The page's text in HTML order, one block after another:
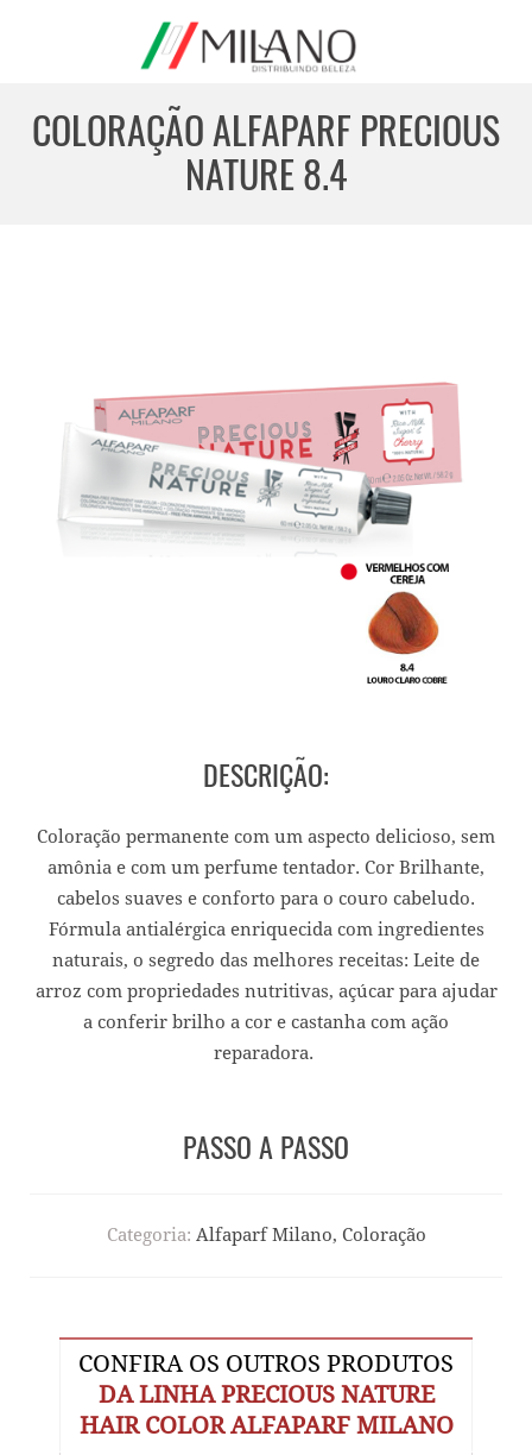
COLORAÇÃO ALFAPARF PRECIOUS
NATURE 8.4
DESCRIÇÃO:
Coloração permanente com um aspecto delicioso, sem
amônia e com um perfume tentador. Cor Brilhante,
cabelos suaves e conforto para o couro cabeludo.
Fórmula antialérgica enriquecida com ingredientes
naturais, o segredo das melhores receitas: Leite de
arroz com propriedades nutritivas, açúcar para ajudar
a conferir brilho a cor e castanha com ação
reparadora.
PASSO A PASSO
Categoria: Alfaparf Milano, Coloração
CONFIRA OS OUTROS PRODUTOS
DA LINHA PRECIOUS NATURE
HAIR COLOR ALFAPARF MILANO